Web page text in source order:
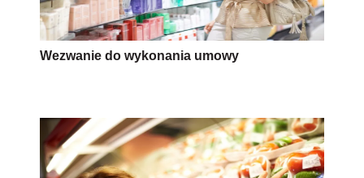
Wezwanie do wykonania umowy